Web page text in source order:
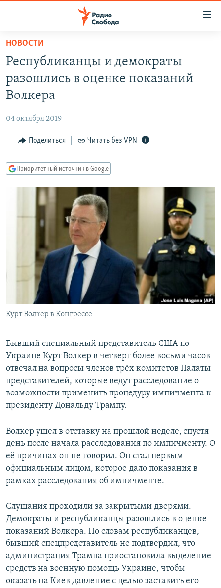
упрощенного
доступа
основному
Вернутся
Вернутся
ПРОГРАММЫ
ПОДКАСТЫ
АВТОРСКИЕ ПРОЕКТЫ
МНЕНИЯ
КУЛЬТУРА
КАВКАЗ.РЕАЛИИ
СЕВЕР.РЕАЛИИ
СИБИРЬ.РЕАЛИИ
РАСПИСАНИЕ ВЕЩАНИЯ
ПОДПИШИТЕСЬ НА РАССЫЛКУ
СОЦИАЛЬНЫЕ СЕТИ
Все сайты РСЕ/РС
НОВОСТИ
Республиканцы и демократы
разошлись в оценке показаний
Волкера
04 октября 2019
Поделиться Читать без VPN
Приоритетный источник в Google
Курт Волкер в Конгрессе
Бывший специальный представитель США по
Украине Курт Волкер в четверг более восьми часов
отвечал на вопросы членов трёх комитетов Палаты
представителей, которые ведут расследование о
возможности применить процедуру импичмента к
президенту Дональду Трампу.
Волкер ушел в отставку на прошлой неделе, спустя
день после начала расследования по импичменту. О
её причинах он не говорил. Он стал первым
официальным лицом, которое дало показания в
рамках расследования об импичменте.
Слушания проходили за закрытыми дверями.
Демократы и республиканцы разошлись в оценке
показаний Волкера. По словам республиканцев,
бывший спецпредставитель не подтвердил, что
администрация Трампа приостановила выделение
средств на военную помощь Украине, чтобы
оказать на Киев давление с целью заставить его